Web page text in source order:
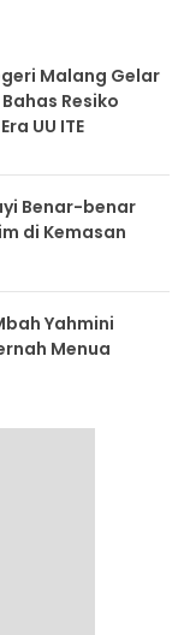
Malang Gelar
Resiko
UU ITE
Benar-benar
di Kemasan
Yahmini
Menua